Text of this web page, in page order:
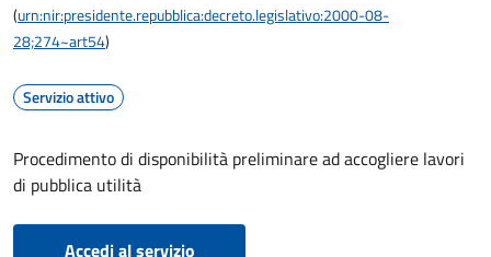
(urn:nir:presidente.repubblica:decreto.legislativo:2000-08-
28;274~art54)
Servizio attivo
Procedimento di disponibilità preliminare ad accogliere lavori
di pubblica utilità
Accedi al servizio